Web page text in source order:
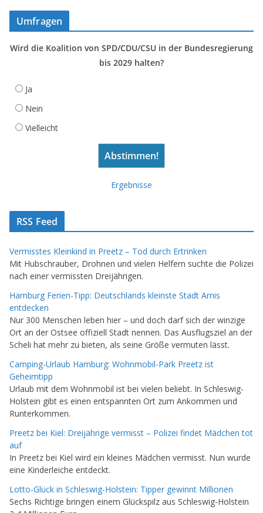
Umfragen
Wird die Koalition von SPD/CDU/CSU in der Bundesregierung
bis 2029 halten?
Ja
Nein
Vielleicht
Ergebnisse
RSS Feed
Vermisstes Kleinkind in Preetz – Tod durch Ertrinken
Mit Hubschrauber, Drohnen und vielen Helfern suchte die Polizei
nach einer vermissten Dreijährigen.
Hamburg Ferien-Tipp: Deutschlands kleinste Stadt Arnis
entdecken
Nur 300 Menschen leben hier – und doch darf sich der winzige
Ort an der Ostsee offiziell Stadt nennen. Das Ausflugsziel an der
Scheli hat mehr zu bieten, als seine Größe vermuten lässt.
Camping-Urlaub Hamburg: Wohnmobil-Park Preetz ist
Geheimtipp
Urlaub mit dem Wohnmobil ist bei vielen beliebt. In Schleswig-
Holstein gibt es einen entspannten Ort zum Ankommen und
Runterkommen.
Preetz bei Kiel: Dreijährige vermisst – Polizei findet Mädchen tot
auf
In Preetz bei Kiel wird ein kleines Mädchen vermisst. Nun wurde
eine Kinderleiche entdeckt.
Lotto-Glück in Schleswig-Holstein: Tipper gewinnt Millionen
Sechs Richtige bringen einem Glückspilz aus Schleswig-Holstein